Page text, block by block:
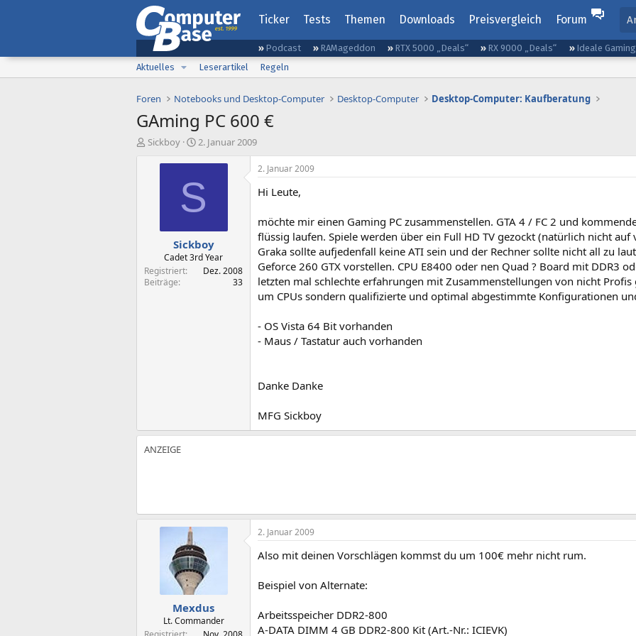
Ticker Tests Themen Downloads Preisvergleich Forum
Podcast RAMageddon RTX 5000 „Deals“ RX 9000 „Deals“
Ideale
Aktuelles
Leserartikel Regeln
Foren Notebooks und Desktop-Computer Desktop-Computer Desktop-Computer: Kaufberatung
GAming PC 600 €
E
Sickboy
E
s
t
e
l
t
a
m
2. Januar 2009
S
Sickboy
Cadet 3rd Year
Registriert
Dez. 2008
Beiträge
33
2. Januar 2009
Hi Leute,
möchte mir einen Gaming PC zusammenstellen. GTA 4 / FC 2 und
flüssig laufen. Spiele werden über ein Full HD TV gezockt (natürlich nicht
Graka sollte aufjedenfall keine ATI sein und der Rechner sollte nicht all zu
Geforce 260 GTX vorstellen. CPU E8400 oder nen Quad ? Board mit DDR3
letzten mal schlechte erfahrungen mit Zusammenstellungen von nicht
um CPUs sondern qualifizierte und optimal abgestimmte Konfigurationen
- OS Vista 64 Bit vorhanden
- Maus / Tastatur auch vorhanden
Danke Danke
MFG Sickboy
Mexdus
Lt. Commander
2. Januar 2009
Also mit deinen Vorschlägen kommst du um 100€ mehr nicht rum.
Beispiel von Alternate:
Arbeitsspeicher DDR2-800
A-DATA DIMM 4 GB DDR2-800 Kit (Art.-Nr.: ICIEVK)